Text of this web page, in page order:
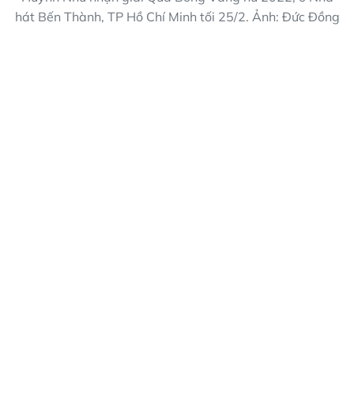
hát Bến Thành, TP Hồ Chí Minh tối 25/2. Ảnh: Đức Đồng